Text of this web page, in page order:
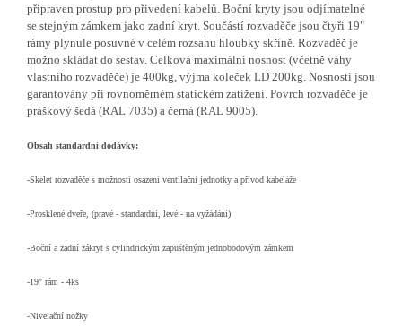
připraven prostup pro přivedení kabelů. Boční kryty jsou odjímatelné
se stejným zámkem jako zadní kryt. Součástí rozvaděče jsou čtyři 19"
rámy plynule posuvné v celém rozsahu hloubky skříně. Rozvaděč je
možno skládat do sestav. Celková maximální nosnost (včetně váhy
vlastního rozvaděče) je 400kg, výjma koleček LD 200kg. Nosnosti jsou
garantovány při rovnoměrném statickém zatížení. Povrch rozvaděče je
práškový šedá (RAL 7035) a černá (RAL 9005).
Obsah standardní dodávky:
-Skelet rozvaděče s možností osazení ventilační jednotky a přívod kabeláže
-Prosklené dveře, (pravé - standardní, levé - na vyžádání)
-Boční a zadní zákryt s cylindrickým zapuštěným jednobodovým zámkem
-19" rám - 4ks
-Nivelační nožky